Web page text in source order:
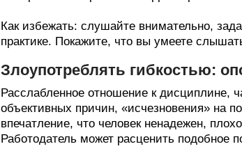
Как избежать: слушайте внимательно,
практике. Покажите, что вы умеете
Злоупотреблять гибкостью:
Расслабленное отношение к дисциплине,
объективных причин, «исчезновения» на
впечатление, что человек ненадежен,
Работодатель может расценить подобное